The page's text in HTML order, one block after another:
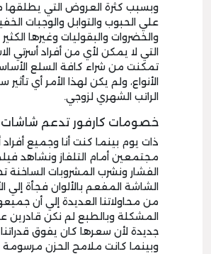
وبسبب كثرة العروض التي يطلقها
علي الحبوب والتوابل والوجبات
والخضروات والبقوليات وغيرها
التي لا يمكن لأي من أفراد أسرتي
تمكنت من شراء كافة السلع
الأنواع، ولم يكن لهذا الأمر أي
الراتب الشهري لزوجي.
خصومات كارفور تدعم
ذات يوم بينما كنت أنا وجميع أفراد
مجتمعين أمام التلفاز ونشاهد
الفشار ونشرب المشروبات الساخنة
الشاشة المفعم بالألوان فجأة إلي
من محاولاتنا العديدة إلي أن
المشكلة وبالطبع لم نكن قادرين
جديدة لأن سعرها كان يفوق قدراتنا
وبينما كانت ملامح الحزن